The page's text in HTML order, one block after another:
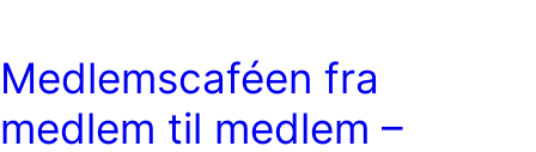
Medlemscaféen fra
medlem til medlem –